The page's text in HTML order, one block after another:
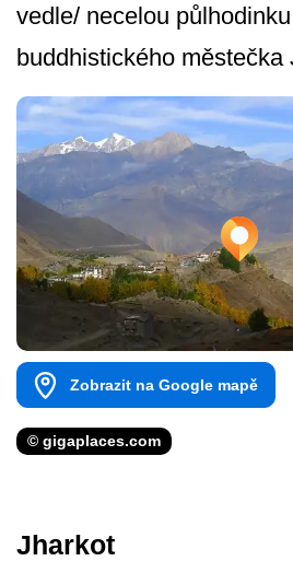
vedle/ necelou
buddhistického městečka
Zobrazit na Google mapě
© gigaplaces.com
Jharkot